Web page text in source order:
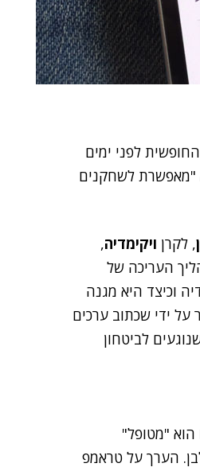
לפני ימים
"מאפשרת לשחקנים
, לקרן ויקימדיה,
העריכה של
וכיצד היא מגנה
ידי שכתוב ערכים
לביטחון
"מטופל"
הערך על טראמפ